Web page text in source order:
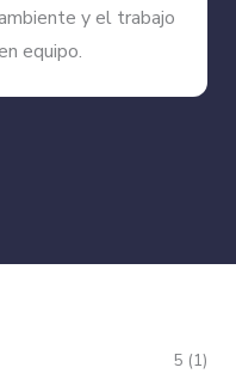
y el trabajo
equipo.